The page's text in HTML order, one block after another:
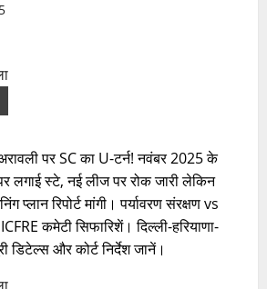
पर SC का U-टर्न! नवंबर 2025 के
स्टे, नई लीज पर रोक जारी लेकिन
प्लान रिपोर्ट मांगी। पर्यावरण संरक्षण vs
कमेटी सिफारिशें। दिल्ली-हरियाणा-
डिटेल्स और कोर्ट निर्देश जानें।